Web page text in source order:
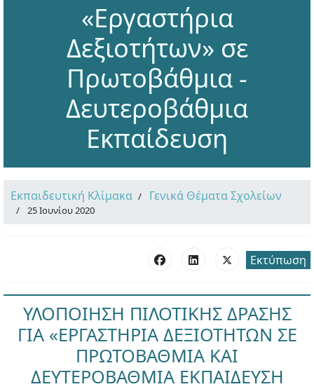
«Εργαστήρια
Δεξιοτήτων» σε
Πρωτοβάθμια -
Δευτεροβάθμια
Εκπαίδευση
Εκπαιδευτική Κλίμακα Γενικά Θέματα Σχολείων
25 Ιουνίου 2020
Εκτύπωση
ΥΛΟΠΟΙΗΣΗ ΠΙΛΟΤΙΚΗΣ ΔΡΑΣΗΣ
ΓΙΑ «ΕΡΓΑΣΤΗΡΙΑ ΔΕΞΙΟΤΗΤΩΝ ΣΕ
ΠΡΩΤΟΒΑΘΜΙΑ ΚΑΙ
ΔΕΥΤΕΡΟΒΑΘΜΙΑ ΕΚΠΑΙΔΕΥΣΗ